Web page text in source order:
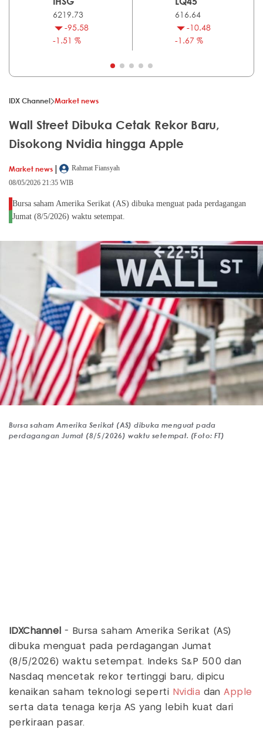
6219.73
-95.58
-1.51 %
616.64
-10.48
-1.67 %
IDX Channel Market news
Wall Street Dibuka Cetak Rekor Baru,
Disokong Nvidia hingga Apple
Market news |
Rahmat Fiansyah
08/05/2026 21:35 WIB
Bursa saham Amerika Serikat (AS) dibuka menguat pada perdagangan
Jumat (8/5/2026) waktu setempat.
Bursa saham Amerika Serikat (AS) dibuka menguat pada
perdagangan Jumat (8/5/2026) waktu setempat. (Foto: FT)
IDXChannel - Bursa saham Amerika Serikat (AS)
dibuka menguat pada perdagangan Jumat
(8/5/2026) waktu setempat. Indeks S&P 500 dan
Nasdaq mencetak rekor tertinggi baru, dipicu
kenaikan saham teknologi seperti Nvidia danApple
serta data tenaga kerja AS yang lebih kuat dari
perkiraan pasar.